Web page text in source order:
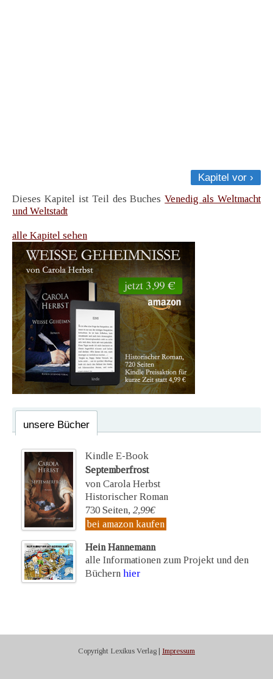
Kapitel vor ›
Dieses Kapitel ist Teil des BuchesVenedig als Weltmacht
und Weltstadt
alle Kapitel sehen
unsere Bücher
Kindle E-Book
Septemberfrost
von Carola Herbst
Historischer Roman
730 Seiten, 2,99€
bei amazon kaufen
Hein Hannemann
alle Informationen zum Projekt und den
Büchern hier
Copyright Lexikus Verlag | Impressum